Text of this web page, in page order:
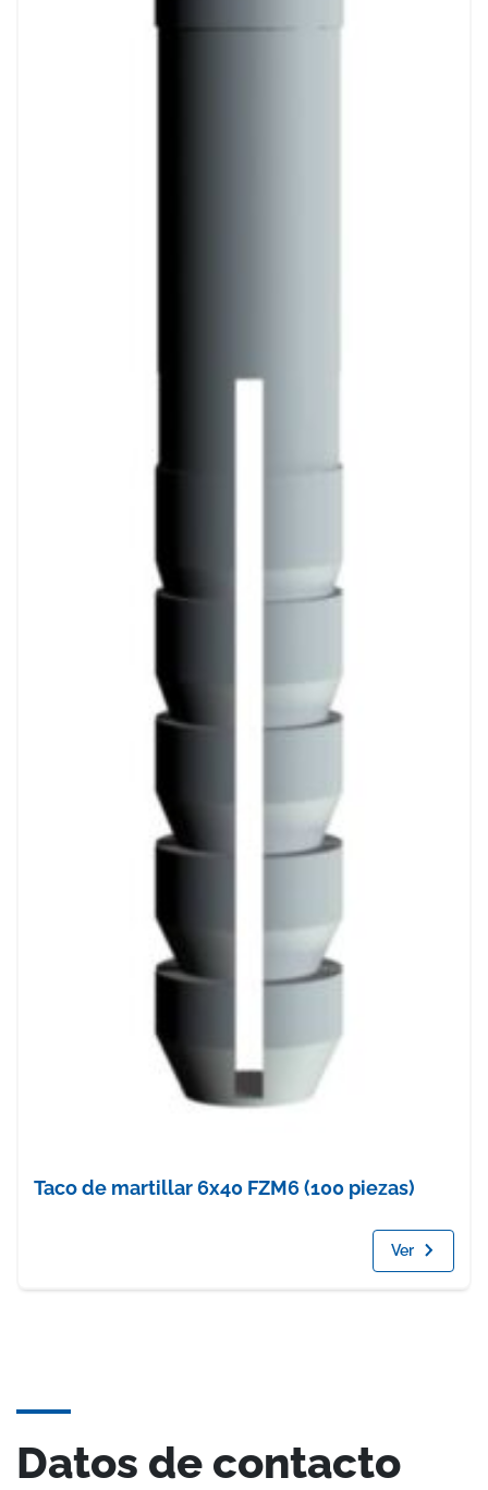
Taco de martillar 6x40 FZM6 (100 piezas)
Ver
Datos de contacto